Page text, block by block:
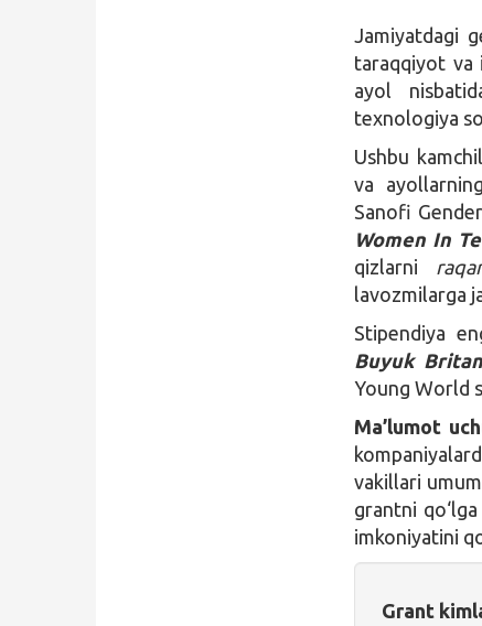
Jamiyatdagi
taraqqiyot va
ayol
texnologiya
Ushbu
va
Sanofi
Women In
qizlarni
lavozmilarga
Stipendiya
Buyuk
Young World
Ma’lumot
vakillari
grantni
imkoniyatini
Grant